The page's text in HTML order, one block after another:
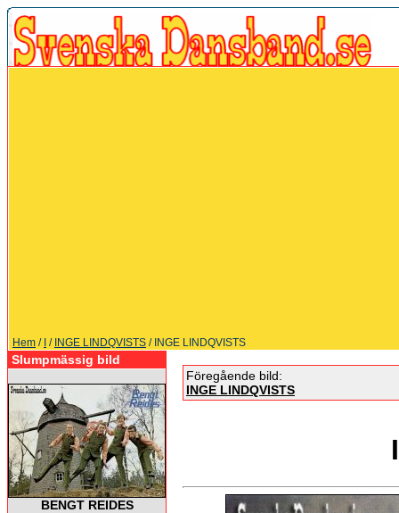
Hem / / INGE LINDQVISTS / INGE LINDQVISTS
Slumpmässig bild
BENGT REIDES
Föregående bild:
INGE LINDQVISTS